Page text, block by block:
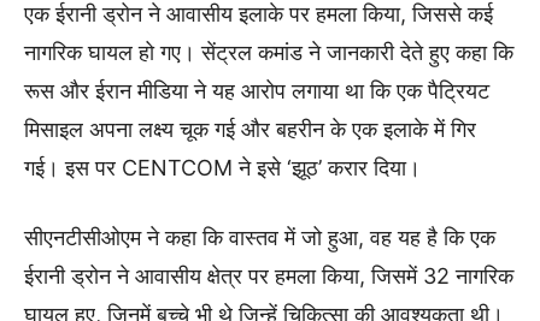
एक ईरानी ड्रोन ने आवासीय इलाके पर हमला किया, जिससे कई
नागरिक घायल हो गए। सेंट्रल कमांड ने जानकारी देते हुए कहा कि
रूस और ईरान मीडिया ने यह आरोप लगाया था कि एक पैट्रियट
मिसाइल अपना लक्ष्य चूक गई और बहरीन के एक इलाके में गिर
गई। इस पर CENTCOM ने इसे ‘झूठ’ करार दिया।
सीएनटीसीओएम ने कहा कि वास्तव में जो हुआ, वह यह है कि एक
ईरानी ड्रोन ने आवासीय क्षेत्र पर हमला किया, जिसमें 32 नागरिक
घायल हुए, जिनमें बच्चे भी थे जिन्हें चिकित्सा की आवश्यकता थी।